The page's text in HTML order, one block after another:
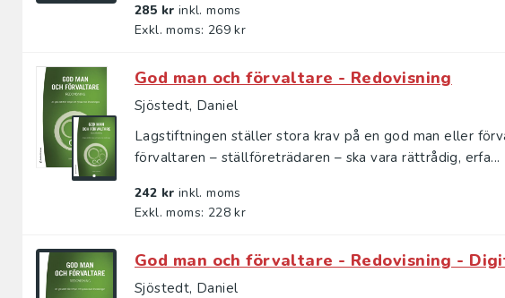
285 kr inkl. moms
Exkl. moms: 269 kr
God man och förvaltare - Redovisning
Sjöstedt, Daniel
Lagstiftningen ställer stora krav på en god man eller
förvaltaren – ställföreträdaren – ska vara rätt­rådig, erfa...
242 kr inkl. moms
Exkl. moms: 228 kr
God man och förvaltare - Redovisning -
Sjöstedt, Daniel